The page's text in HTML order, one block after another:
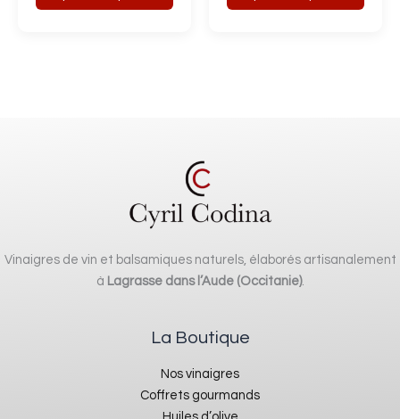
Vinaigres de vin et balsamiques naturels, élaborés artisanalement
à Lagrasse dans l’Aude (Occitanie).
La Boutique
Nos vinaigres
Coffrets gourmands